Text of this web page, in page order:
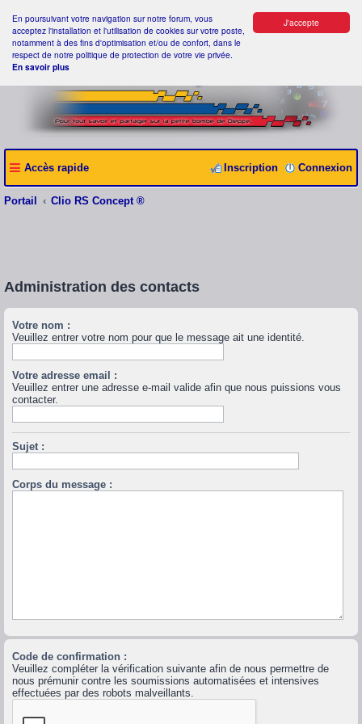
J'accepte
En poursuivant votre navigation sur notre forum, vous
acceptez l'installation et l'utilisation de cookies sur votre poste,
notamment à des fins d'optimisation et/ou de confort, dans le
respect de notre politique de protection de votre vie privée.
En savoir plus
Accès rapide Connexion
Inscription
Portail Clio RS Concept ®
Administration des contacts
Votre nom :
Veuillez entrer votre nom pour que le message ait une identité.
Votre adresse email :
Veuillez entrer une adresse e-mail valide afin que nous puissions vous
contacter.
Sujet :
Corps du message :
Code de confirmation :
Veuillez compléter la vérification suivante afin de nous permettre de
nous prémunir contre les soumissions automatisées et intensives
effectuées par des robots malveillants.